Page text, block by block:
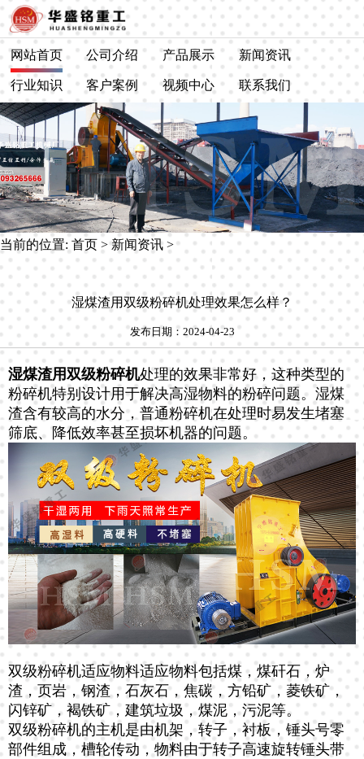
网站首页 公司介绍 产品展示 新闻资讯
行业知识 客户案例 视频中心 联系我们
当前的位置: 首页 >新闻资讯 >
湿煤渣用双级粉碎机处理效果怎么样？
发布日期：2024-04-23
湿煤渣用双级粉碎机处理的效果非常好，这种类型的
粉碎机特别设计用于解决高湿物料的粉碎问题。湿煤
渣含有较高的水分，普通粉碎机在处理时易发生堵塞
筛底、降低效率甚至损坏机器的问题。
双级粉碎机适应物料适应物料包括煤，煤矸石，炉
渣，页岩，钢渣，石灰石，焦碳，方铅矿，菱铁矿，
闪锌矿，褐铁矿，建筑垃圾，煤泥，污泥等。
双级粉碎机的主机是由机架，转子，衬板，锤头号零
部件组成，槽轮传动，物料由于转子高速旋转锤头带